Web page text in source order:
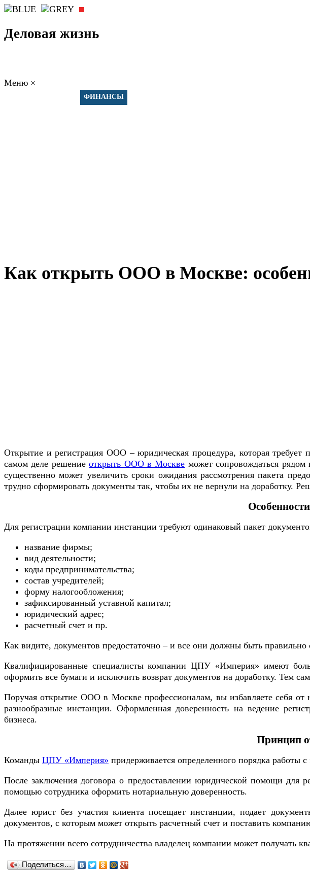
Деловая жизнь
Меню ×
ФИНАНСЫ
Как открыть ООО в Москве:
Открытие и регистрация ООО – юридическая процедура, которая
самом деле решениеоткрыть ООО в Москве может сопровождаться
существенно может увеличить сроки ожидания рассмотрения пакета
трудно сформировать документы так, чтобы их не вернули на доработку.
Для регистрации компании инстанции требуют одинаковый пакет
название фирмы;
вид деятельности;
коды предпринимательства;
состав учредителей;
форму налогообложения;
зафиксированный уставной капитал;
юридический адрес;
расчетный счет и пр.
Как видите, документов предостаточно – и все они должны быть
Квалифицированные специалисты компании ЦПУ «Империя» имеют
оформить все бумаги и исключить возврат документов на доработку. Тем
Поручая открытие ООО в Москве профессионалам, вы избавляете себя от
разнообразные инстанции. Оформленная доверенность на ведение
бизнеса.
Принцип
Команды ЦПУ «Империя» придерживается определенного порядка работы
После заключения договора о предоставлении юридической помощи
помощью сотрудника оформить нотариальную доверенность.
Далее юрист без участия клиента посещает инстанции, подает
документов, с которым может открыть расчетный счет и поставить
На протяжении всего сотрудничества владелец компании может получать
Поделиться…